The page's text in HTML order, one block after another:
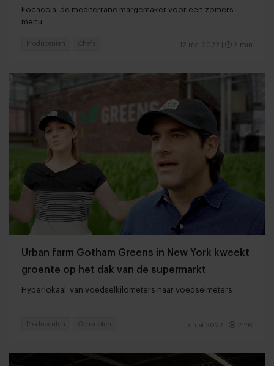
Focaccia: de mediterrane margemaker voor een zomers
menu
12 mei 2022 3 min
Producenten Chefs
Urban farm Gotham Greens in New York kweekt
groente op het dak van de supermarkt
Hyperlokaal: van voedselkilometers naar voedselmeters
5 mei 2022 2:26
Producenten Concepten